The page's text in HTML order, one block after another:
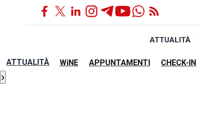
ATTUALITÀ
ATTUALITÀ WiNE APPUNTAMENTI CHECK-IN
›